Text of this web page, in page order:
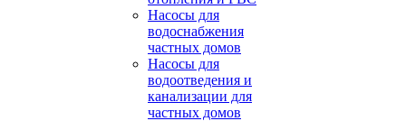
Насосы для
водоснабжения
частных домов
Насосы для
водоотведения и
канализации для
частных домов